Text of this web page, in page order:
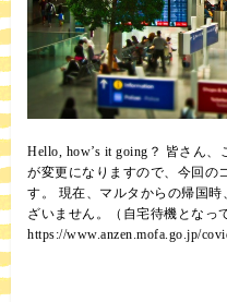
Hello, how’s it going？ 皆さん
が変更になりますので、今回の
す。 現在、マルタからの帰国
ざいません。（自宅待機となっ
https://www.anzen.mofa.go.jp/